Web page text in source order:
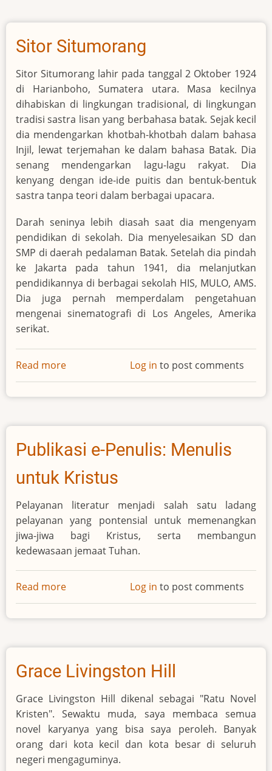
Sitor Situmorang
Sitor Situmorang lahir pada tanggal 2 Oktober 1924
di Harianboho, Sumatera utara. Masa kecilnya
dihabiskan di lingkungan tradisional, di lingkungan
tradisi sastra lisan yang berbahasa batak. Sejak kecil
dia mendengarkan khotbah-khotbah dalam bahasa
Injil, lewat terjemahan ke dalam bahasa Batak. Dia
senang mendengarkan lagu-lagu rakyat. Dia
kenyang dengan ide-ide puitis dan bentuk-bentuk
sastra tanpa teori dalam berbagai upacara.
Darah seninya lebih diasah saat dia mengenyam
pendidikan di sekolah. Dia menyelesaikan SD dan
SMP di daerah pedalaman Batak. Setelah dia pindah
ke Jakarta pada tahun 1941, dia melanjutkan
pendidikannya di berbagai sekolah HIS, MULO, AMS.
Dia juga pernah memperdalam pengetahuan
mengenai sinematografi di Los Angeles, Amerika
serikat.
Read more
Sitor
Situmorang
Log in to post comments
Publikasi e-Penulis: Menulis
untuk Kristus
Pelayanan literatur menjadi salah satu ladang
pelayanan yang pontensial untuk memenangkan
jiwa-jiwa bagi Kristus, serta membangun
kedewasaan jemaat Tuhan.
Read more
Publikasi
e-
Menulis
untuk
Kristus
Log in to post comments
Grace Livingston Hill
Grace Livingston Hill dikenal sebagai "Ratu Novel
Kristen". Sewaktu muda, saya membaca semua
novel karyanya yang bisa saya peroleh. Banyak
orang dari kota kecil dan kota besar di seluruh
negeri mengaguminya.